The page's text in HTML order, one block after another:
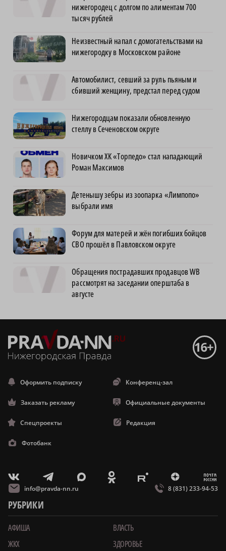
нижегородец с долгом по алиментам 700
тысяч рублей
Неизвестный напал с домогательствами на
нижегородку в Московском районе
Автомобилист, севший за руль пьяным и
сбивший женщину, предстал перед судом
Нижегородцам показали обновленную
стеллу в Сеченовском округе
Новичком ХК «Торпедо» стал нападающий
Роман Максимов
Детенышу зебры из зоопарка «Лимпопо»
выбрали имя
Форум для матерей и жён погибших бойцов
СВО прошёл в Павловском округе
Обращения пострадавших продавцов WB
рассмотрят на заседании оперштаба в
августе
Оформить подписку Конференц-зал
Заказать рекламу Официальные документы
Спецпроекты Редакция
Фотобанк
V T X O E Z m
info@pravda-nn.ru 8 (831) 233-94-53
РУБРИКИ
АФИША
ВЛАСТЬ
ЖКХ
ЗДОРОВЬЕ